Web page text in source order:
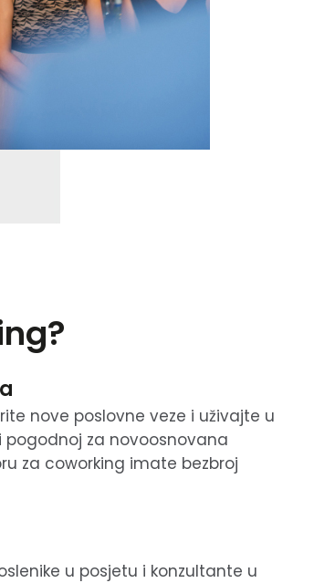
nove poslovne veze i uživajte u
za novoosnovana
za coworking imate bezbroj
u posjetu i konzultante u